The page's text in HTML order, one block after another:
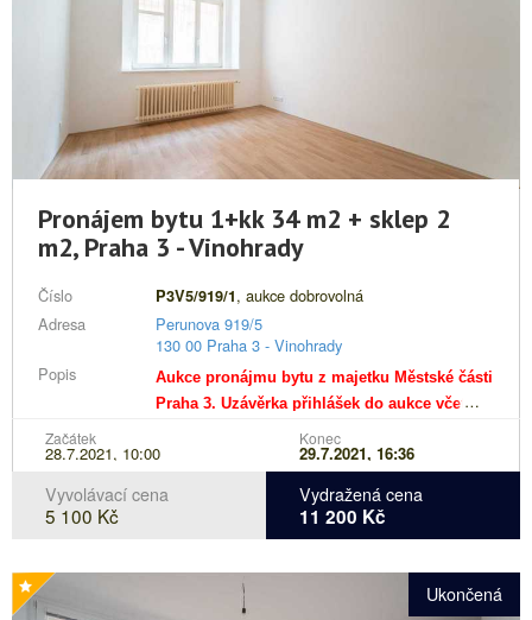
Pronájem bytu 1+kk 34 m2 + sklep 2
m2, Praha 3 - Vinohrady
Číslo P3V5/919/1, aukce dobrovolná
Adresa
Perunova 919/5
130 00 Praha 3 - Vinohrady
Popis
Aukce pronájmu bytu z majetku Městské části
Praha 3. Uzávěrka přihlášek do aukce včetně
složení kauce do 23.7.2021 do 18:00 hod (více
v aukční kartě).
Účastnit aukce se mohou pouze fyzické osoby –
občané ČR nebo členského státu Evropské unie
nebo členského státu ESVO, tj. Lichtenštejnska,
Švýcarska, Norska a Islandu.
Vyvolávací cena
5 100 Kč
Vydražená cena
11 200 Kč
Začátek
28.7.2021, 10:00
Konec
29.7.2021, 16:36
Ukončená